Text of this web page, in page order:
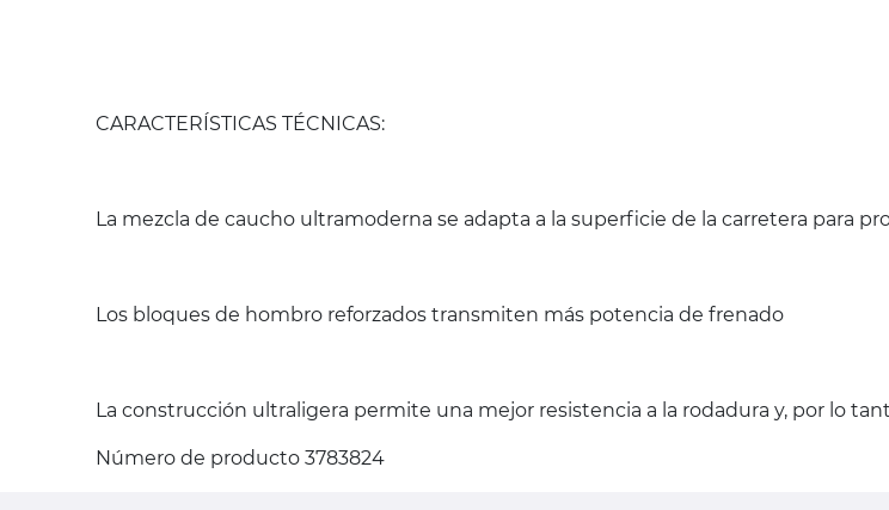
CARACTERÍSTICAS TÉCNICAS:
La mezcla de caucho ultramoderna se adapta a la superficie de la carretera para
Los bloques de hombro reforzados transmiten más potencia de frenado
La construcción ultraligera permite una mejor resistencia a la rodadura y, por lo
Número de producto 3783824